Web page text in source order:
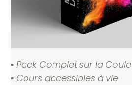
▪️ Pack Complet sur la
▪️ Cours accessibles à vie